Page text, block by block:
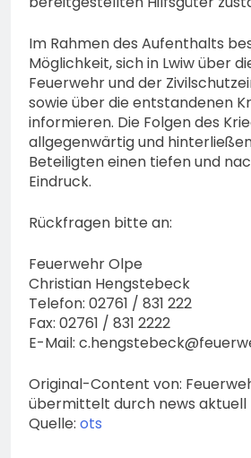
Im Rahmen des Aufenthalts
Möglichkeit, sich in Lwiw über
Feuerwehr und der
sowie über die entstandenen
informieren. Die Folgen des
allgegenwärtig und
Beteiligten einen tiefen und
Eindruck.
Rückfragen bitte an:
Feuerwehr Olpe
Christian Hengstebeck
Telefon: 02761 / 831 222
Fax: 02761 / 831 2222
E-Mail:
Original-Content von:
übermittelt durch news aktuell
Quelle: ots